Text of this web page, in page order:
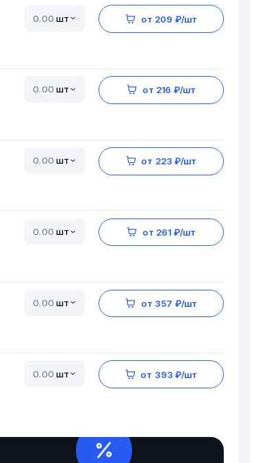
шт от 209 ₽/шт
шт от 216 ₽/шт
шт от 223 ₽/шт
шт от 261 ₽/шт
шт от 357 ₽/шт
шт от 393 ₽/шт